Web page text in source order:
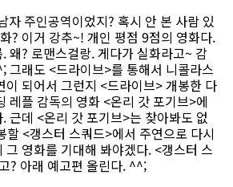
자 주인공역이었지? 혹시 안 본 사람 있
? 이거 강추~! 개인 평점 9점의 영화다.
왜? 로맨스걸랑. 게다가 실화라고~ 감
그래도 <드라이브>를 통해서 니콜라스
이 되어서 그런지 <드라이브> 개봉한 다
레플 감독의 영화 <온리 갓 포기브>에
근데 <온리 갓 포기브>는 찾아봐도 없
할 <갱스터 스쿼드>에서 주연으로 다시
그 영화를 기대해 봐야겠다. <갱스터 스
? 아래 예고편 올린다. ^^;